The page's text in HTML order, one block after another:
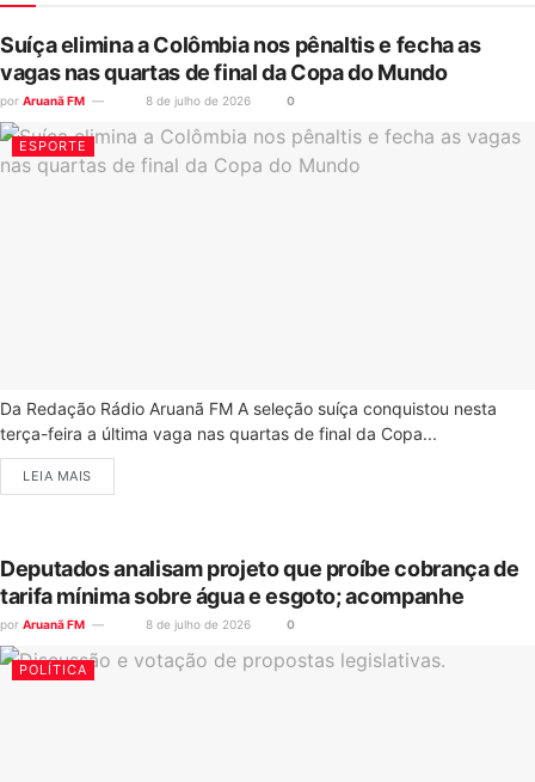
Suíça elimina a Colômbia nos pênaltis e fecha as
vagas nas quartas de final da Copa do Mundo
por Aruanã FM 8 de julho de 2026 0
ESPORTE
Da Redação Rádio Aruanã FM A seleção suíça conquistou nesta
terça-feira a última vaga nas quartas de final da Copa...
LEIA MAIS
Deputados analisam projeto que proíbe cobrança de
tarifa mínima sobre água e esgoto; acompanhe
por Aruanã FM 8 de julho de 2026 0
POLÍTICA